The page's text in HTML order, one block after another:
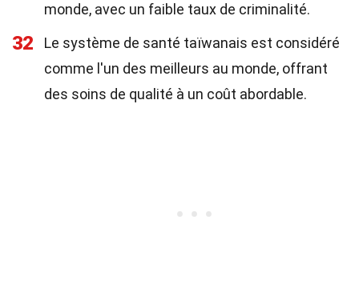
monde, avec un faible taux de criminalité.
32
Le système de santé taïwanais est considéré
comme l'un des meilleurs au monde, offrant
des soins de qualité à un coût abordable.